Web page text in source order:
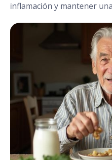
inflamación y mantener